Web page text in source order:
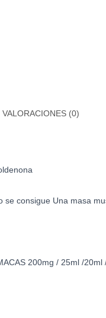
VALORACIONES (0)
se consigue Una masa
200mg / 25ml /20ml